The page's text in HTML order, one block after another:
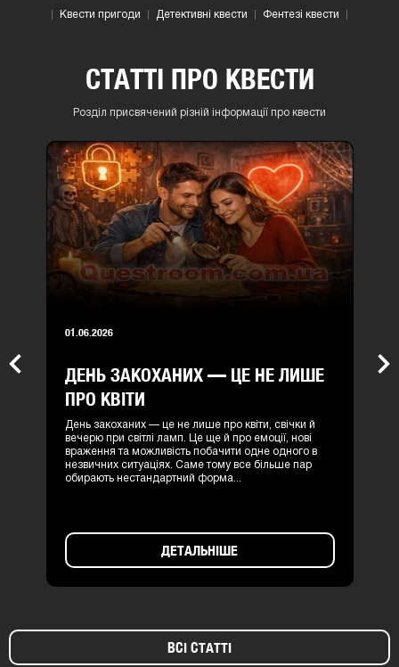
Квести пригоди Детективні квести Фентезі квести
СТАТТІ ПРО КВЕСТИ
Розділ присвячений різній інформації про квести
Previous
ДЕНЬ ЗАКОХАНИХ — ЦЕ НЕ ЛИШЕ
ПРО КВІТИ
День закоханих — це не лише про квіти, свічки й
вечерю при світлі ламп. Це ще й про емоції, нові
враження та можливість побачити одне одного в
незвичних ситуаціях. Саме тому все більше пар
обирають нестандартний форма...
01.06.2026
ДЕТАЛЬНІШЕ
ВСІ СТАТТІ